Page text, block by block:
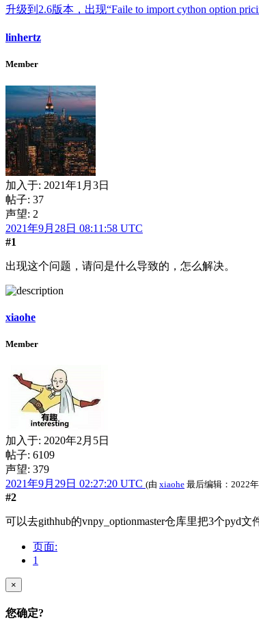
升级到2.6版本，出现“Faile to import cython option
linhertz
Member
加入于: 2021年1月3日
帖子: 37
声望: 2
2021年9月28日 08:11:58 UTC
#1
出现这个问题，请问是什么导致的，怎么解决。
xiaohe
Member
加入于: 2020年2月5日
帖子: 6109
声望: 379
2021年9月29日 02:27:20 UTC (由 xiaohe 最后编辑： 2022
#2
可以去githhub的vnpy_optionmaster仓库里把3个pyd文
页面:
1
×
您确定?